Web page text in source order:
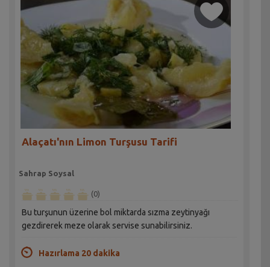
Alaçatı'nın Limon Turşusu Tarifi
Sahrap Soysal
(0)
Bu turşunun üzerine bol miktarda sızma zeytinyağı
gezdirerek meze olarak servise sunabilirsiniz.
Hazırlama 20 dakika